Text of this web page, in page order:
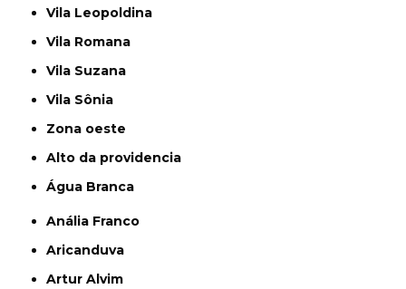
Vila Leopoldina
Vila Romana
Vila Suzana
Vila Sônia
Zona oeste
alto da providencia
Água Branca
Anália Franco
Aricanduva
Artur Alvim